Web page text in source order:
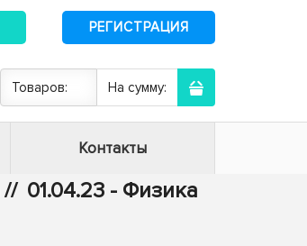
РЕГИСТРАЦИЯ
Товаров: На сумму:
Контакты
// 01.04.23 - Физика